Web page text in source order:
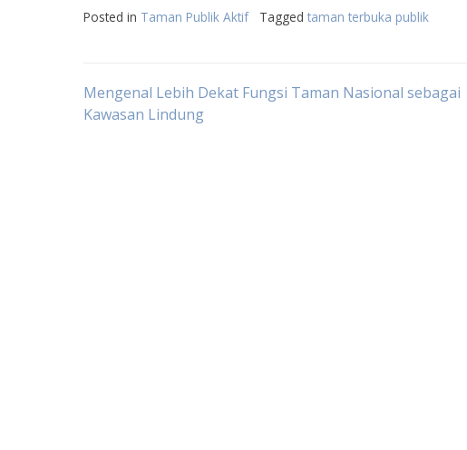
Posted in Taman Publik Aktif Tagged taman terbuka publik
Post
Mengenal Lebih Dekat Fungsi Taman Nasional sebagai
Kawasan Lindung